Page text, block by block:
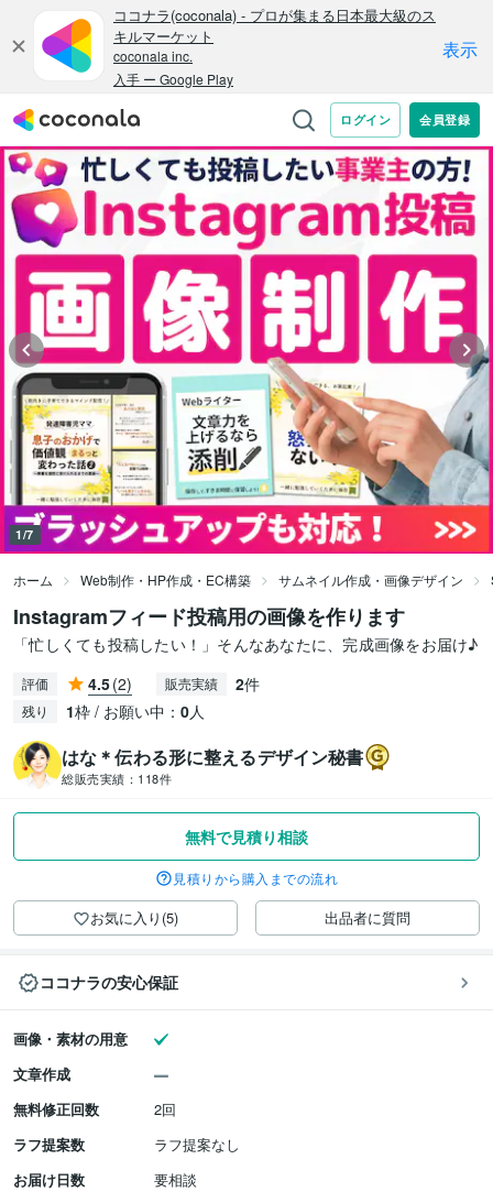
1/7
ホーム Web制作・HP作成・EC構築 サムネイル作成・画像デザイン
Instagramフィード投稿用の画像を作ります
「忙しくても投稿したい！」そんなあなたに、完成画像をお届け♪
評価 4.5(2) 販売実績 2件
残り 1枠 / お願い中： 0人
はな＊伝わる形に整えるデザイン秘書
総販売実績： 118件
無料で見積り相談
見積りから購入までの流れ
お気に入り(5) 出品者に質問
ココナラの安心保証
画像・素材の用意
文章作成
無料修正回数
2回
ラフ提案数
ラフ提案なし
お届け日数
要相談